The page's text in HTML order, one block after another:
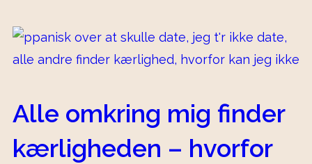
Alle omkring mig finder
kærligheden – hvorfor